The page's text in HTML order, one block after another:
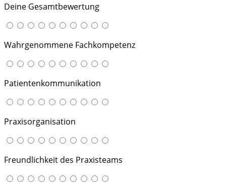
Deine Gesamtbewertung
Wahrgenommene Fachkompetenz
Patientenkommunikation
Praxisorganisation
Freundlichkeit des Praxisteams